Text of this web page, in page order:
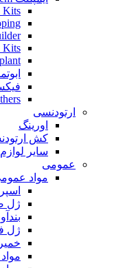
Kits
Kits
ارتودنسی
اورینگ
کش
سایر
عمومی
مواد
ژل
ژل